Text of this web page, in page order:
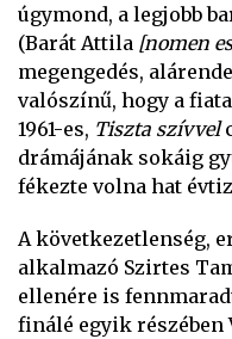
úgymond, a legjobb
(Barát Attila [nomen
megengedés,
valószínű, hogy a
1961-es, Tiszta szívvel
drámájának sokáig
fékezte volna hat
A következetlenség,
alkalmazó Szirtes
ellenére is
finálé egyik részében